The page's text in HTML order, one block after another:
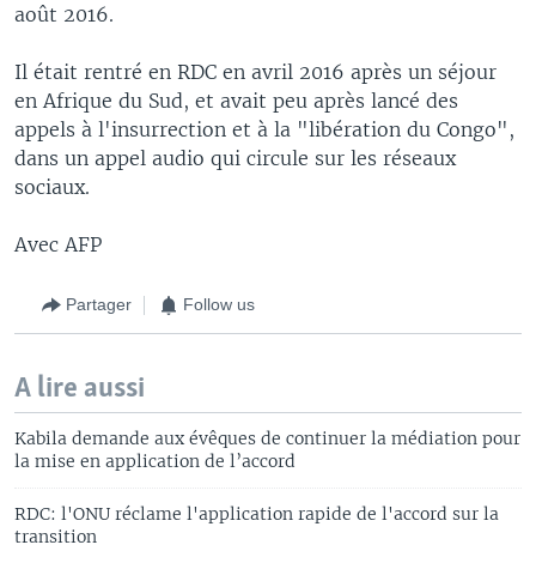
août 2016.
Il était rentré en RDC en avril 2016 après un séjour
en Afrique du Sud, et avait peu après lancé des
appels à l'insurrection et à la "libération du Congo",
dans un appel audio qui circule sur les réseaux
sociaux.
Avec AFP
Partager Follow us
A lire aussi
Kabila demande aux évêques de continuer la médiation pour
la mise en application de l’accord
RDC: l'ONU réclame l'application rapide de l'accord sur la
transition